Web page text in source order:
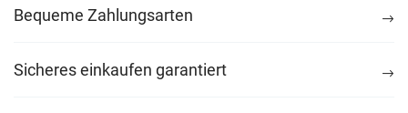
Bequeme Zahlungsarten
Sicheres einkaufen garantiert